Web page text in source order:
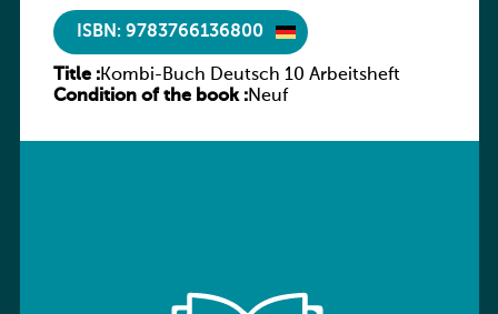
ISBN: 9783766136800
Title :Kombi-Buch Deutsch 10 Arbeitsheft
Condition of the book :Neuf